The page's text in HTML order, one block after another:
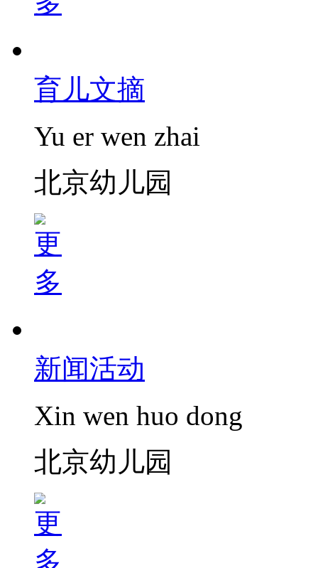
育儿文摘
Yu er wen zhai
北京幼儿园
新闻活动
Xin wen huo dong
北京幼儿园